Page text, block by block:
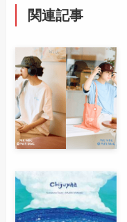
関連記事